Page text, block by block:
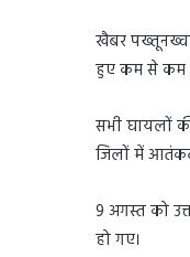
खैबर
हुए कम से कम
सभी घायलों
जिलों में
9 अगस्त को
हो गए।